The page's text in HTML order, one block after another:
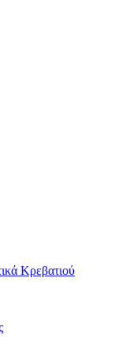
Κρεβατιού